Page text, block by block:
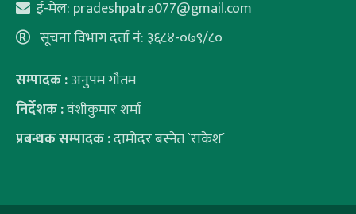
ई-मेल: pradeshpatra077@gmail.com
सूचना विभाग दर्ता नं: ३६८४-०७९/८०
सम्पादक :अनुपम गौतम
निर्देशक :वंशीकुमार शर्मा
प्रबन्धक सम्पादक :दामोदर बस्नेत `राकेश´